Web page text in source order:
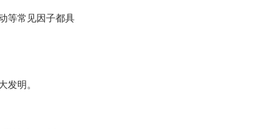
等常见因子都具
明。